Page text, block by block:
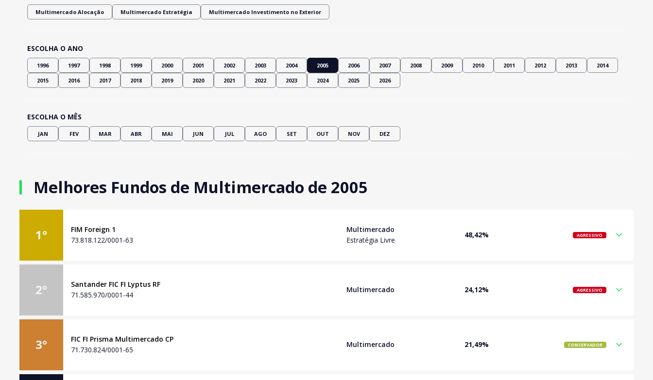
Multimercado Alocação Multimercado Estratégia Multimercado Investimento no Exterior
ESCOLHA O ANO
1996 1997 1998 1999 2000 2001 2002 2003 2004 2005 2006 2007 2008 2009 2010 2011 2012 2013 2014
2015 2016 2017 2018 2019 2020 2021 2022 2023 2024 2025 2026
ESCOLHA O MÊS
JAN FEV MAR ABR MAI JUN JUL AGO SET OUT NOV DEZ
Melhores Fundos de Multimercado de 2005
1°
FIM Foreign 1
73.818.122/0001-63
Multimercado
Estratégia Livre
48,42% AGRESSIVO
2°
Santander FIC FI Lyptus RF
71.585.970/0001-44
Multimercado 24,12% AGRESSIVO
3°
FIC FI Prisma Multimercado CP
71.730.824/0001-65
Multimercado 21,49% CONSERVADOR